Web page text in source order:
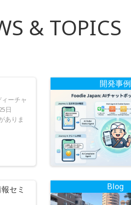
て
ビ
ー
シ
ョ
ン
& TOPICS
ーチャ
日
ありま
開発事例
セミ
Blog